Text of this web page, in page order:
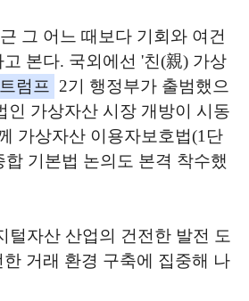
그 어느 때보다 기회와 여건
본다. 국외에선 '친(親) 가상
트럼프
2기 행정부가 출범했으
인 가상자산 시장 개방이 시동
가상자산 이용자보호법(1단
합 기본법 논의도 본격 착수했
털자산 산업의 건전한 발전 도
거래 환경 구축에 집중해 나